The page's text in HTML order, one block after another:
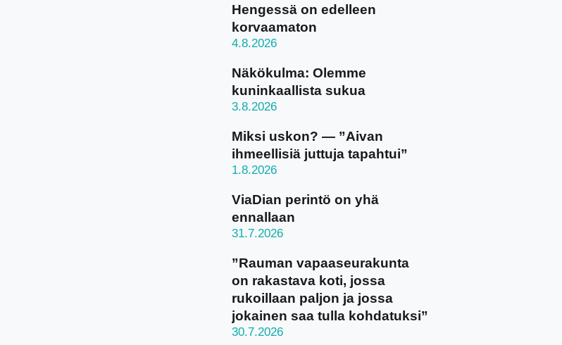
Hengessä on edelleen
korvaamaton
4.8.2026
Näkökulma: Olemme
kuninkaallista sukua
3.8.2026
Miksi uskon? — ”Aivan
ihmeellisiä juttuja tapahtui”
1.8.2026
ViaDian perintö on yhä
ennallaan
31.7.2026
”Rauman vapaaseurakunta
on rakastava koti, jossa
rukoillaan paljon ja jossa
jokainen saa tulla kohdatuksi”
30.7.2026